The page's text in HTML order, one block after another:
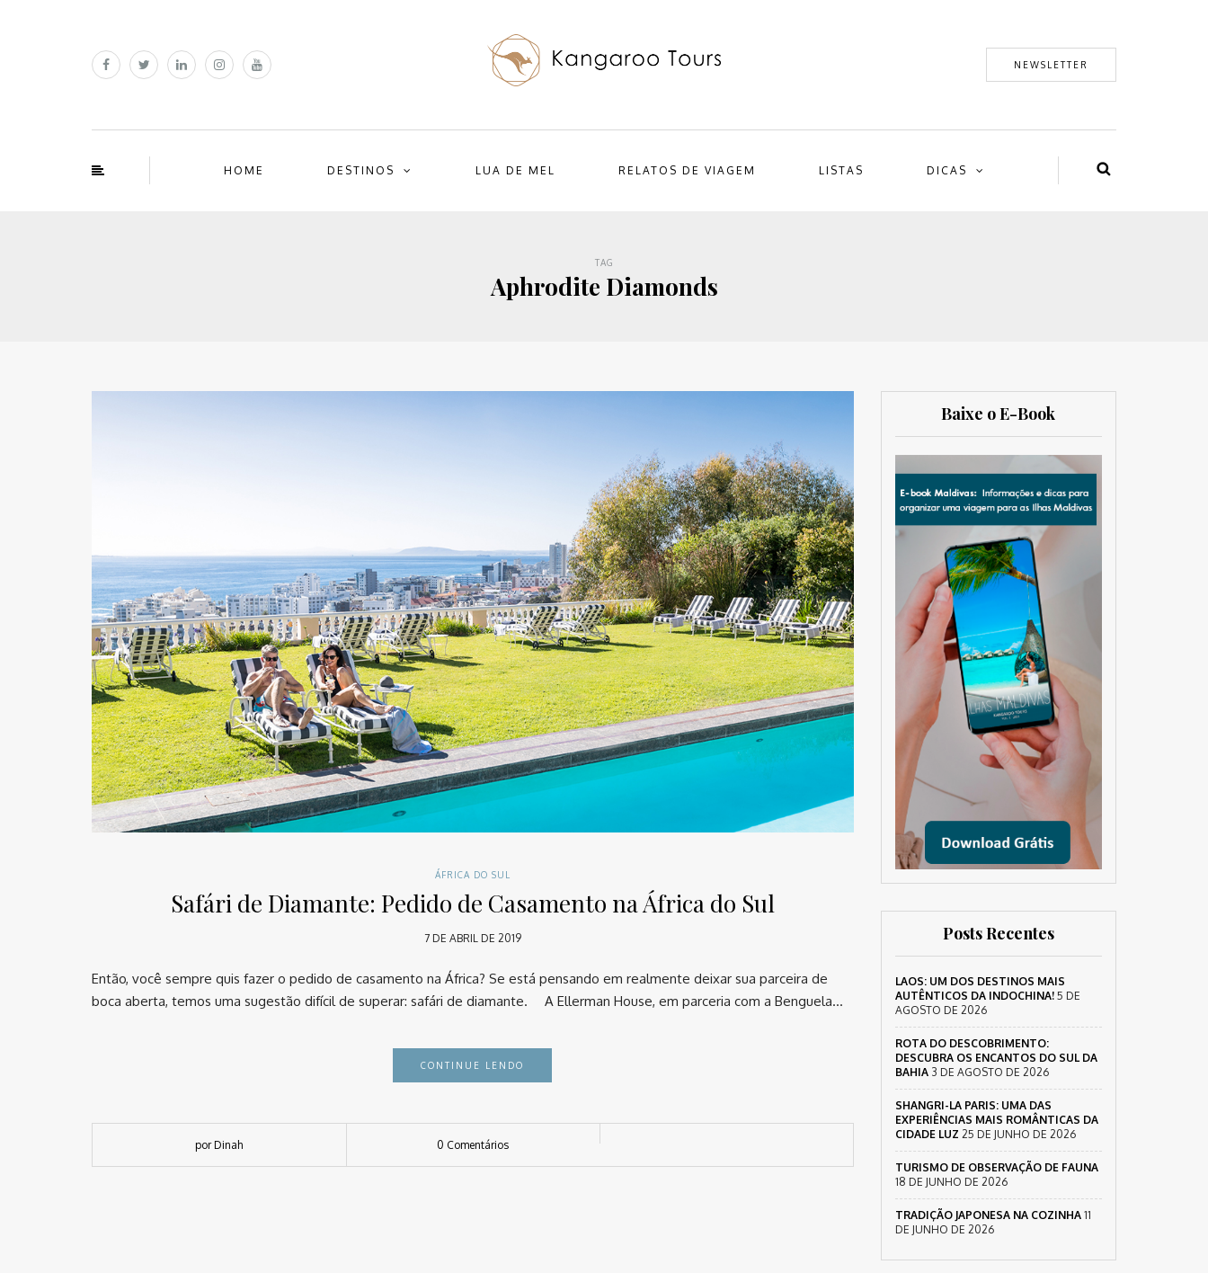
NEWSLETTER
HOME DESTINOS LUA DE MEL RELATOS DE VIAGEM LISTAS DICAS
TAG
Aphrodite Diamonds
ÁFRICA DO SUL
Safári de Diamante: Pedido de Casamento na África do Sul
7 DE ABRIL DE 2019
Então, você sempre quis fazer o pedido de casamento na África? Se está pensando em realmente deixar sua parceira de
boca aberta, temos uma sugestão difícil de superar: safári de diamante. ⠀ A Ellerman House, em parceria com a Benguela…
CONTINUE LENDO
por Dinah 0 Comentários
Baixe o E-Book
Posts Recentes
LAOS: UM DOS DESTINOS MAIS
AUTÊNTICOS DA INDOCHINA! 5 DE
AGOSTO DE 2026
ROTA DO DESCOBRIMENTO:
DESCUBRA OS ENCANTOS DO SUL DA
BAHIA 3 DE AGOSTO DE 2026
SHANGRI-LA PARIS: UMA DAS
EXPERIÊNCIAS MAIS ROMÂNTICAS DA
CIDADE LUZ 25 DE JUNHO DE 2026
TURISMO DE OBSERVAÇÃO DE FAUNA
18 DE JUNHO DE 2026
TRADIÇÃO JAPONESA NA COZINHA 11
DE JUNHO DE 2026